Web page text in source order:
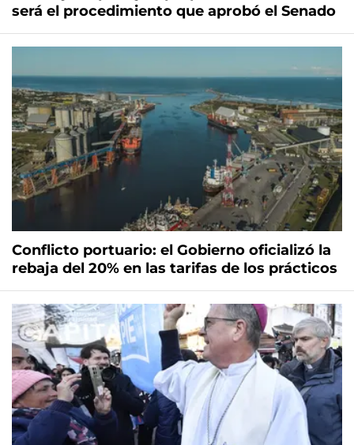
será el procedimiento que aprobó el Senado
Conflicto portuario: el Gobierno oficializó la
rebaja del 20% en las tarifas de los prácticos